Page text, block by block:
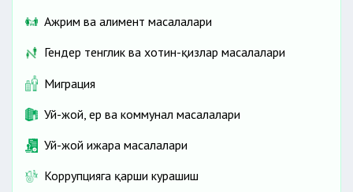
Ажрим ва алимент масалалари
Гендер тенглик ва хотин-қизлар масалалари
Миграция
Уй-жой, ер ва коммунал масалалари
Уй-жой ижара масалалари
Коррупцияга қарши курашиш